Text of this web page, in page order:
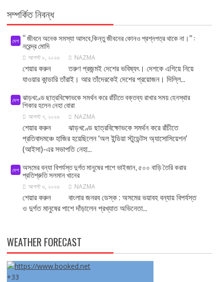
সম্পর্কিত নিবন্ধ
দেশ ‘‘ জীবনে অনেক সমস্যা আসবে,কিন্তু জীবনের কোনও প্রশ্নপত্র থাকে না।’’ :
নরেন্দ্র মোদি
আগস্ট ৮, ২০২৬ NAZMA
শেয়ার করুন তরুণ প্রজন্মই দেশের ভবিষ্যৎ। দেশকে এগিয়ে নিয়ে
যাওয়ার কান্ডারি তাঁরাই। আর তাঁদেরকেই দেশের প্রয়োজন। দিল্লি...
দেশ ঝাড়খণ্ডে ছাত্রবিক্ষোভকে সমর্থন করে রাঁচীতে বক্তব্য রাখার সময় হেনস্থার
শিকার হলেন নেহা বোরা
আগস্ট ৭, ২০২৬ NAZMA
শেয়ার করুন ঝাড়খণ্ডে ছাত্রবিক্ষোভকে সমর্থন করে রাঁচীতে
প্রতিবাদমঞ্চে হাজির হয়েছিলেন ‘অল ইন্ডিয়া স্টুডেন্টস অ্যাসোসিয়েশন’
(আইসা)-এর সভাপতি নেহা...
দেশ অসমের বন্যা বিপর্যস্ত দুর্গত মানুষের পাশে ভাইজান, ৫০০ বাড়ি তৈরি করার
প্রতিশ্রুতি সলমান খানের
আগস্ট ৬, ২০২৬ NAZMA
শেয়ার করুন বাংলার জনরব ডেস্ক : অসমের ভয়াবহ বন্যায় বিপর্যস্ত
ও দুর্গত মানুষের পাশে দাঁড়ালেন প্রখ্যাত অভিনেতা...
WEATHER FORECAST
+33